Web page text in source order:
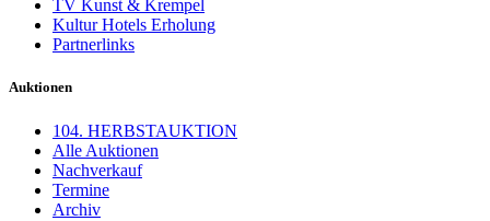
TV Kunst & Krempel
Kultur Hotels Erholung
Partnerlinks
Auktionen
104. HERBSTAUKTION
Alle Auktionen
Nachverkauf
Termine
Archiv